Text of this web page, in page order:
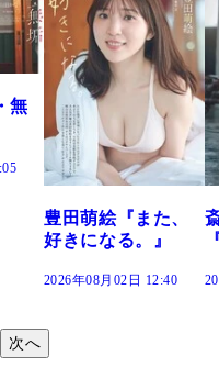
た、
斎藤恭代
『BOUND』
2026年08月02日 12:35
次へ